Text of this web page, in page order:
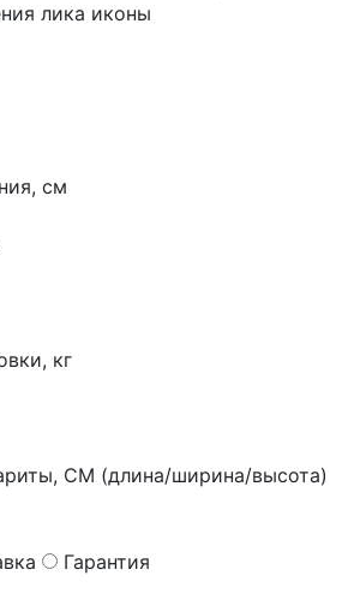
лика иконы
см
кг
СМ (длина/ширина/высота)
Гарантия